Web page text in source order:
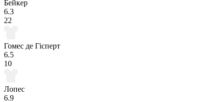
Бейкер
6.3
22
Гомес де Гісперт
6.5
10
Лопес
6.9